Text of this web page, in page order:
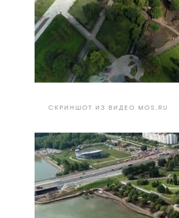
СКРИНШОТ ИЗ ВИДЕО MOS.RU